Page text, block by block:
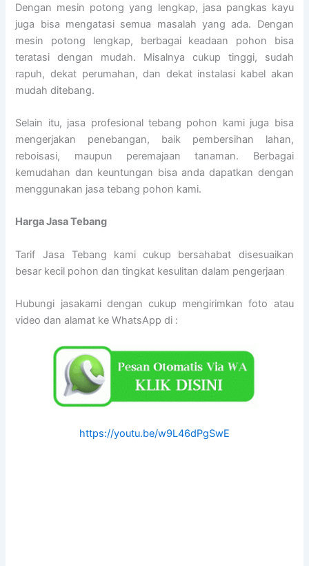
Dengan mesin potong yang lengkap, jasa pangkas kayu
juga bisa mengatasi semua masalah yang ada. Dengan
mesin potong lengkap, berbagai keadaan pohon bisa
teratasi dengan mudah. Misalnya cukup tinggi, sudah
rapuh, dekat perumahan, dan dekat instalasi kabel akan
mudah ditebang.
Selain itu, jasa profesional tebang pohon kami juga bisa
mengerjakan penebangan, baik pembersihan lahan,
reboisasi, maupun peremajaan tanaman. Berbagai
kemudahan dan keuntungan bisa anda dapatkan dengan
menggunakan jasa tebang pohon kami.
Harga Jasa Tebang
Tarif Jasa Tebang kami cukup bersahabat disesuaikan
besar kecil pohon dan tingkat kesulitan dalam pengerjaan
Hubungi jasakami dengan cukup mengirimkan foto atau
video dan alamat ke WhatsApp di :
https://youtu.be/w9L46dPgSwE